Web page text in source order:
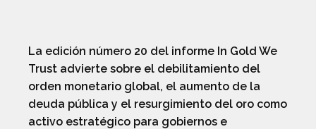
La edición número 20 del informe In Gold We
Trust advierte sobre el debilitamiento del
orden monetario global, el aumento de la
deuda pública y el resurgimiento del oro como
activo estratégico para gobiernos e